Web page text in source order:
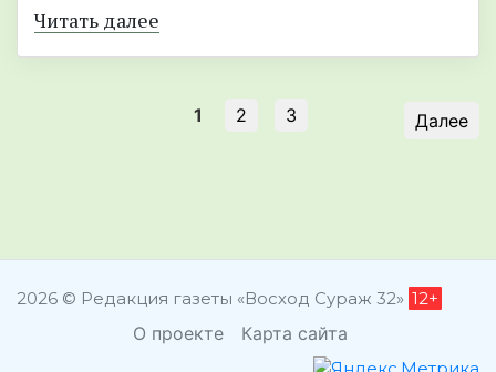
Читать далее
1 2 3 Далее
2026 © Редакция газеты «Восход Сураж 32» 12+
О проекте Карта сайта